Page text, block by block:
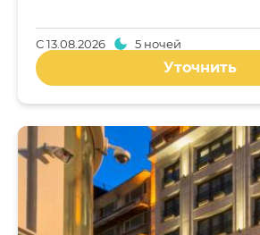
С13.08.2026 5 ночей
Уточнить